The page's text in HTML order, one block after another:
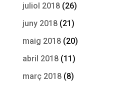
juliol 2018(26)
juny 2018(21)
maig 2018(20)
abril 2018(11)
març 2018(8)